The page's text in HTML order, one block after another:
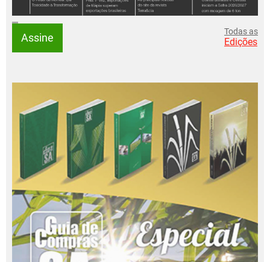
Assine Todas as
Edições